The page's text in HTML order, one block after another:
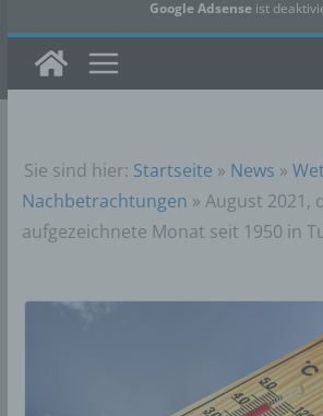
Google Adsenseist
✓ Erlauben
Sie sind hier: Startseite » News »
Nachbetrachtungen » August 2021,
aufgezeichnete Monat seit 1950 in